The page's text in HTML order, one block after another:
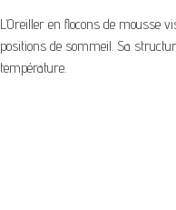
L’Oreiller en flocons de mousse
positions de sommeil. Sa
température.